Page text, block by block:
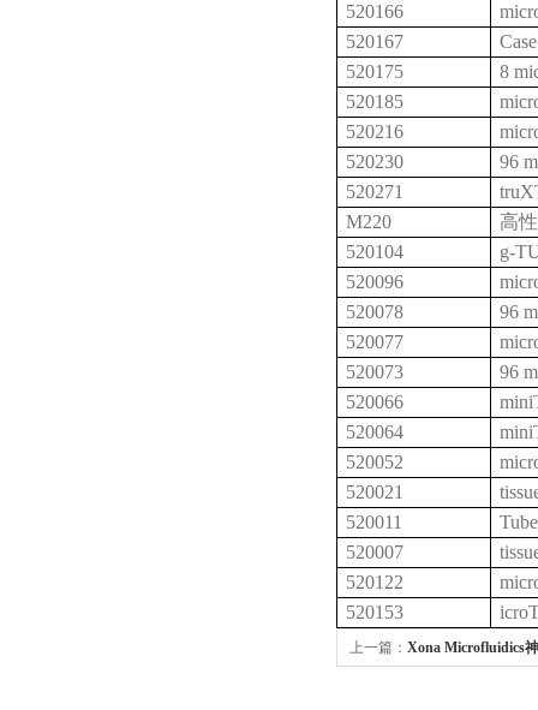
520166
520167
520175
8
520185
520216
520230
96
520271
M220
高
520104
g-
520096
520078
96
520077
520073
96
520066
520064
520052
520021
520011
520007
520122
520153
上一篇： Xona Microfluidics